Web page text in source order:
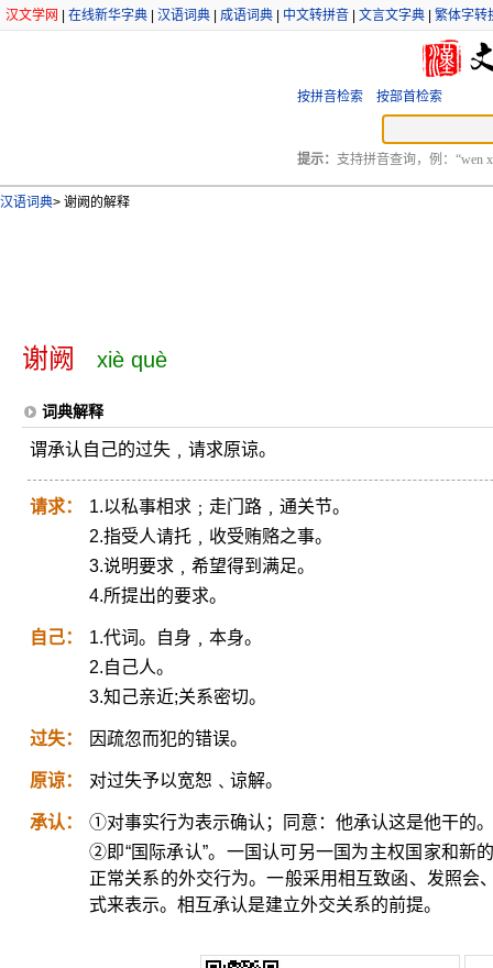
汉文学网 在线新华字典 汉语词典 成语词典 中文转拼音 文言文字典 繁体字转
按拼音检索 按部首检索
提示： 支持拼音查询，例：“wen
汉语词典> 谢阙的解释
谢阙 xiè què
词典解释
谓承认自己的过失﹐请求原谅。
请求：
1.以私事相求﹔走门路﹐通关节。
2.指受人请托﹐收受贿赂之事。
3.说明要求﹐希望得到满足。
4.所提出的要求。
自己：
1.代词。自身﹐本身。
2.自己人。
3.知己亲近;关系密切。
过失： 因疏忽而犯的错误。
原谅： 对过失予以宽恕﹑谅解。
承认：
①对事实行为表示确认；同意：他承认这是他干的。
②即“国际承认”。一国认可另一国为主权国家和新
正常关系的外交行为。一般采用相互致函、发照会
式来表示。相互承认是建立外交关系的前提。